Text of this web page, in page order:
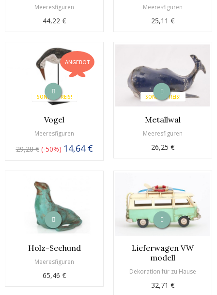
Meeresfiguren
44,22 €
Meeresfiguren
25,11 €
SONDERPREIS!
ANGEBOT
Vogel
Meeresfiguren
29,28 € -50% 14,64 €
SONDERPREIS!
Metallwal
Meeresfiguren
26,25 €
Holz-Seehund
Meeresfiguren
65,46 €
Lieferwagen VW
modell
Dekoration für zu Hause
32,71 €